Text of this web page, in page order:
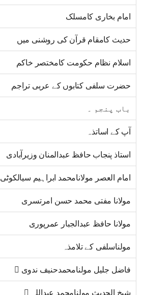
امام بخاری کامسلک
حدیث کامقام قرآن کی روشنی میں
اسلام نظام حکومت کامختصر خاکم
حضرت سلفی کتابوں کے عربی تراجم
باب پنجم ۔
آپ کے اساتذہ
استاذ پنجاب حافظ عبدالمنان وزیرآبادی
امام العصر مولانامحمد ابراہیم سیالکوٹی
مولانا مفتی محمد حسن امرتسری
مولانا حافظ عبدالجبار عمرپوری
مولناسلفی کے تلامذہ
فاضل جلیل مولنامحمدحنیف ندوی 
شیخ الحدیث مولنامحمد عبداللہ 